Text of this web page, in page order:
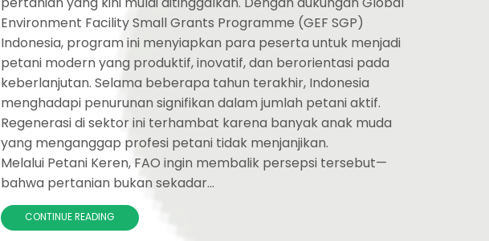
Environment Facility Small Grants Programme (GEF SGP)
Indonesia, program ini menyiapkan para peserta untuk menjadi
petani modern yang produktif, inovatif, dan berorientasi pada
keberlanjutan. Selama beberapa tahun terakhir, Indonesia
menghadapi penurunan signifikan dalam jumlah petani aktif.
Regenerasi di sektor ini terhambat karena banyak anak muda
yang menganggap profesi petani tidak menjanjikan.
Melalui Petani Keren, FAO ingin membalik persepsi tersebut—
bahwa pertanian bukan sekadar...
CONTINUE READING